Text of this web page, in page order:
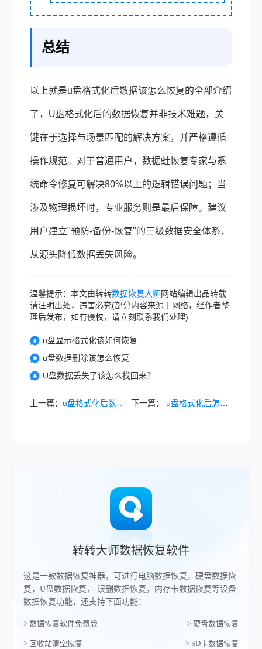
总结
以上就是u盘格式化后数据该怎么恢复的全部介绍
了，U盘格式化后的数据恢复并非技术难题，关
键在于选择与场景匹配的解决方案，并严格遵循
操作规范。对于普通用户，数据蛙恢复专家与系
统命令修复可解决80%以上的逻辑错误问题；当
涉及物理损坏时，专业服务则是最后保障。建议
用户建立"预防-备份-恢复"的三级数据安全体系，
从源头降低数据丢失风险。
温馨提示：本文由转转数据恢复大师网站编辑出品转载
请注明出处，违害必究(部分内容来源于网络，经作者整
理后发布，如有侵权，请立刻联系我们处理)
u盘显示格式化该如何恢复
u盘数据删除该怎么恢复
U盘数据丢失了该怎么找回来？
上一篇： u盘格式化后数据怎么恢复？分享4个恢复方法！ 下一篇： u盘格式化后怎么处理？教你完美解决问题！
转转大师数据恢复软件
这是一款数据恢复神器，可进行电脑数据恢复，硬盘数据恢
复，U盘数据恢复， 误删数据恢复，内存卡数据恢复等设备
数据恢复功能，还支持下面功能：
> 数据恢复软件免费版 > 硬盘数据恢复
> 回收站清空恢复 > SD卡数据恢复